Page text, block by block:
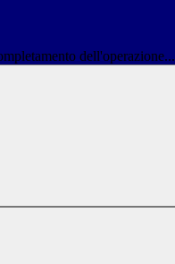
dell'operazione...